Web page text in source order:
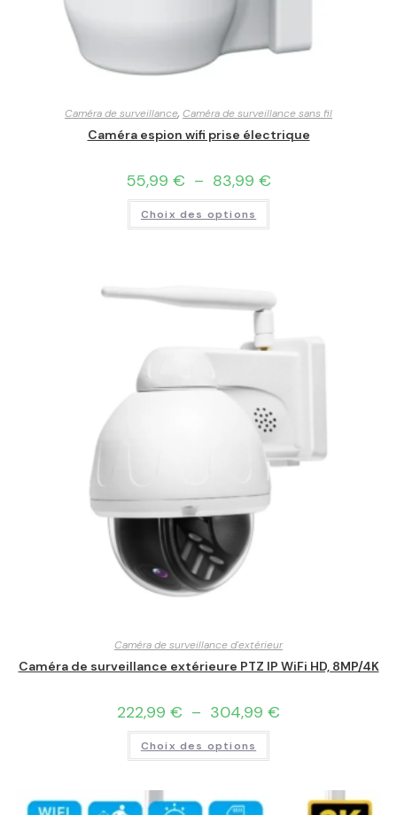
Caméra de surveillance, Caméra de surveillance sans fil
Caméra espion wifi prise électrique
55,99 € – 83,99 €
Choix des options
Caméra de surveillance d'extérieur
Caméra de surveillance extérieure PTZ IP WiFi HD, 8MP/4K
222,99 € – 304,99 €
Choix des options